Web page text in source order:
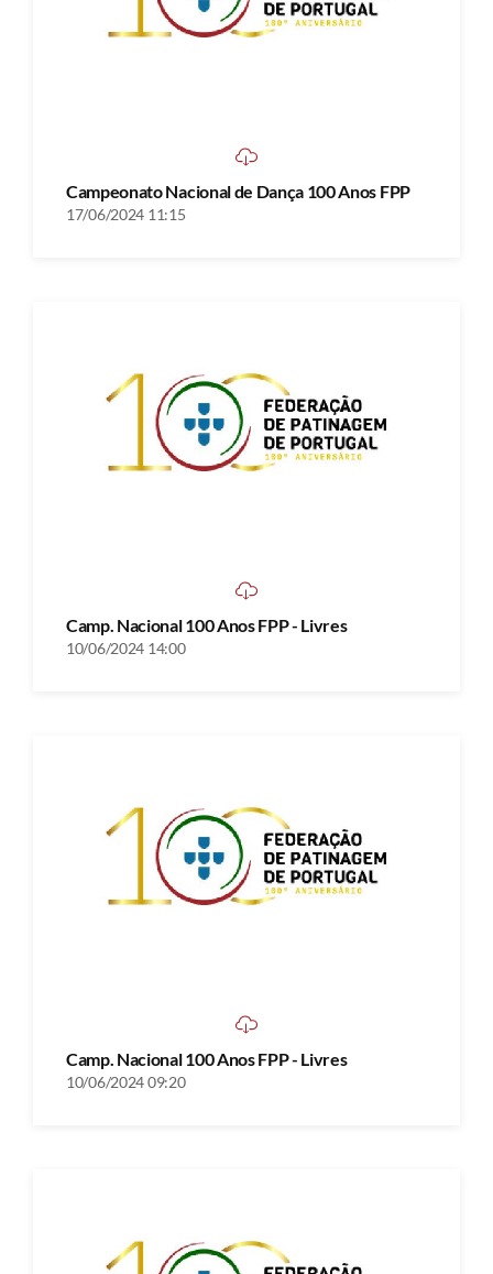
Campeonato Nacional de Dança 100 Anos FPP
17/06/2024 11:15
Camp. Nacional 100 Anos FPP - Livres
10/06/2024 14:00
Camp. Nacional 100 Anos FPP - Livres
10/06/2024 09:20